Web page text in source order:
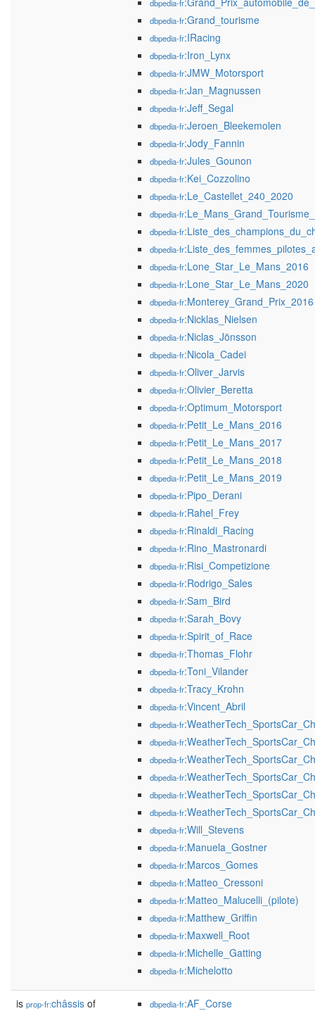
dbpedia-fr
dbpedia-fr:Grand_tourisme
dbpedia-fr:IRacing
dbpedia-fr:Iron_Lynx
dbpedia-fr:JMW_Motorsport
dbpedia-fr:Jan_Magnussen
dbpedia-fr:Jeff_Segal
dbpedia-fr:Jeroen_Bleekemolen
dbpedia-fr:Jody_Fannin
dbpedia-fr:Jules_Gounon
dbpedia-fr:Kei_Cozzolino
dbpedia-fr:Le_Castellet_240_2020
dbpedia-fr
dbpedia-fr
dbpedia-fr
dbpedia-fr:Lone_Star_Le_Mans_2016
dbpedia-fr:Lone_Star_Le_Mans_2020
dbpedia-fr:Monterey_Grand_Prix_2016
dbpedia-fr:Nicklas_Nielsen
dbpedia-fr:Niclas_Jönsson
dbpedia-fr:Nicola_Cadei
dbpedia-fr:Oliver_Jarvis
dbpedia-fr:Olivier_Beretta
dbpedia-fr:Optimum_Motorsport
dbpedia-fr:Petit_Le_Mans_2016
dbpedia-fr:Petit_Le_Mans_2017
dbpedia-fr:Petit_Le_Mans_2018
dbpedia-fr:Petit_Le_Mans_2019
dbpedia-fr:Pipo_Derani
dbpedia-fr:Rahel_Frey
dbpedia-fr:Rinaldi_Racing
dbpedia-fr:Rino_Mastronardi
dbpedia-fr:Risi_Competizione
dbpedia-fr:Rodrigo_Sales
dbpedia-fr:Sam_Bird
dbpedia-fr:Sarah_Bovy
dbpedia-fr:Spirit_of_Race
dbpedia-fr:Thomas_Flohr
dbpedia-fr:Toni_Vilander
dbpedia-fr:Tracy_Krohn
dbpedia-fr:Vincent_Abril
dbpedia-fr
dbpedia-fr
dbpedia-fr
dbpedia-fr
dbpedia-fr
dbpedia-fr
dbpedia-fr:Will_Stevens
dbpedia-fr:Manuela_Gostner
dbpedia-fr:Marcos_Gomes
dbpedia-fr:Matteo_Cressoni
dbpedia-fr:Matteo_Malucelli_(pilote)
dbpedia-fr:Matthew_Griffin
dbpedia-fr:Maxwell_Root
dbpedia-fr:Michelle_Gatting
dbpedia-fr:Michelotto
is prop-fr:châssis of dbpedia-fr:AF_Corse